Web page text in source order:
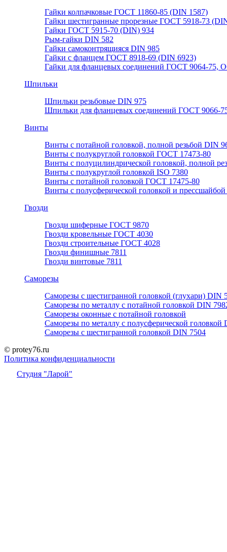
Гайки колпачковые ГОСТ 11860-85 (DIN 1587)
Гайки шестигранные прорезные ГОСТ 5918-73
Гайки ГОСТ 5915-70 (DIN) 934
Рым-гайки DIN 582
Гайки самоконтрящияся DIN 985
Гайки с фланцем ГОСТ 8918-69 (DIN 6923)
Гайки для фланцевых соединений ГОСТ 9064-75,
Шпильки
Шпильки резьбовые DIN 975
Шпильки для фланцевых соединений ГОСТ 9066-
Винты
Винты с потайной головкой, полной резьбой DIN
Винты с полукруглой головкой ГОСТ 17473-80
Винты с полуцилиндрической головкой, полной
Винты с полукруглой головкой ISO 7380
Винты с потайной головкой ГОСТ 17475-80
Винты с полусферической головкой и
Гвозди
Гвозди шиферные ГОСТ 9870
Гвозди кровельные ГОСТ 4030
Гвозди строительные ГОСТ 4028
Гвозди финишные 7811
Гвозди винтовые 7811
Саморезы
Саморезы с шестигранной головкой (глухари) DIN
Саморезы по металлу с потайной головкой DIN
Саморезы оконные с потайной головкой
Саморезы по металлу с полусферической головкой
Саморезы с шестигранной головкой DIN 7504
© protey76.ru
Политика конфиденциальности
Студия "Ларой"